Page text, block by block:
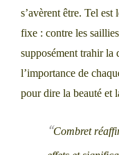
s’avèrent être. Tel
fixe : contre les
supposément trahir la
l’importance de
pour dire la beauté et
Combret